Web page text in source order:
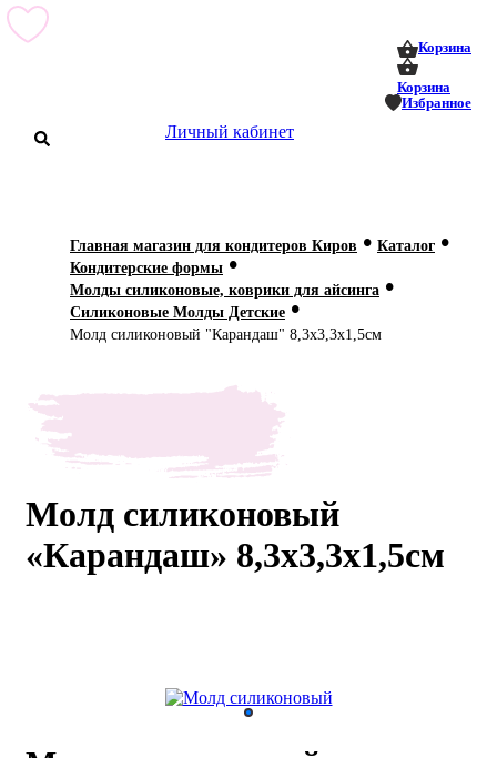
Корзина
Корзина
Избранное
Личный кабинет
Мастер-
классы
256-54-
Главная магазин для кондитеров Киров • Каталог •
Кондитерские формы •
Молды силиконовые, коврики для айсинга •
Силиконовые Молды Детские •
Молд силиконовый "Карандаш" 8,3х3,3х1,5см
Молд силиконовый
«Карандаш» 8,3х3,3х1,5см